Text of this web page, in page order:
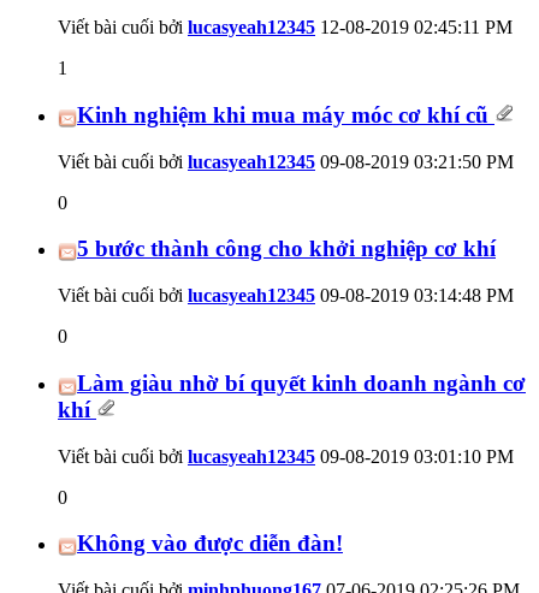
Viết bài cuối bởi lucasyeah12345 12-08-2019 02:45:11 PM
1
Kinh nghiệm khi mua máy móc cơ khí cũ
Viết bài cuối bởi lucasyeah12345 09-08-2019 03:21:50 PM
0
5 bước thành công cho khởi nghiệp cơ khí
Viết bài cuối bởi lucasyeah12345 09-08-2019 03:14:48 PM
0
Làm giàu nhờ bí quyết kinh doanh ngành cơ
khí
Viết bài cuối bởi lucasyeah12345 09-08-2019 03:01:10 PM
0
Không vào được diễn đàn!